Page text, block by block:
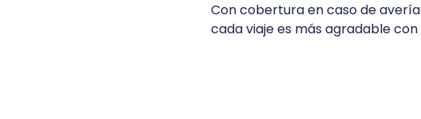
Con cobertura en caso de
cada viaje es más agradable con